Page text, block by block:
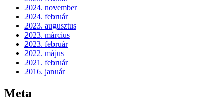
2024. november
2024. február
2023. augusztus
2023. március
2023. február
2022. május
2021. február
2016. január
Meta